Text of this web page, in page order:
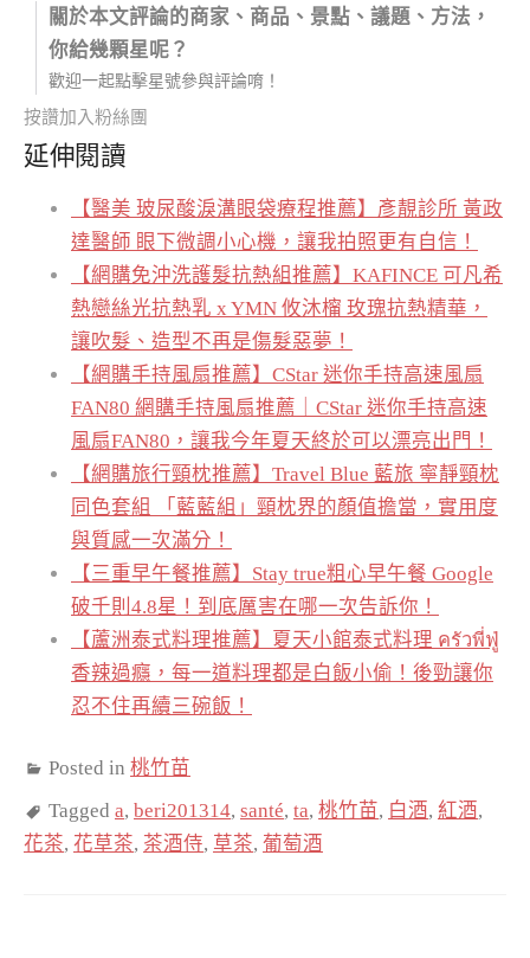
關於本文評論的商家、商品、景點、議題、方法，
你給幾顆星呢？
歡迎一起點擊星號參與評論唷！
按讚加入粉絲團
延伸閱讀
【醫美 玻尿酸淚溝眼袋療程推薦】彥靚診所 黃政
達醫師 眼下微調小心機，讓我拍照更有自信！
【網購免沖洗護髮抗熱組推薦】KAFINCE 可凡希
熱戀絲光抗熱乳 x YMN 攸沐橣 玫瑰抗熱精華，
讓吹髮、造型不再是傷髮惡夢！
【網購手持風扇推薦】CStar 迷你手持高速風扇
FAN80 網購手持風扇推薦｜CStar 迷你手持高速
風扇FAN80，讓我今年夏天終於可以漂亮出門！
【網購旅行頸枕推薦】Travel Blue 藍旅 寧靜頸枕
同色套組 「藍藍組」頸枕界的顏值擔當，實用度
與質感一次滿分！
【三重早午餐推薦】Stay true粗心早午餐 Google
破千則4.8星！到底厲害在哪一次告訴你！
【蘆洲泰式料理推薦】夏天小館泰式料理 ครัวพี่ฟู่
香辣過癮，每一道料理都是白飯小偷！後勁讓你
忍不住再續三碗飯！
Posted in 桃竹苗
Tagged a, beri201314, santé, ta, 桃竹苗, 白酒, 紅酒,
花茶, 花草茶, 茶酒侍, 草茶, 葡萄酒